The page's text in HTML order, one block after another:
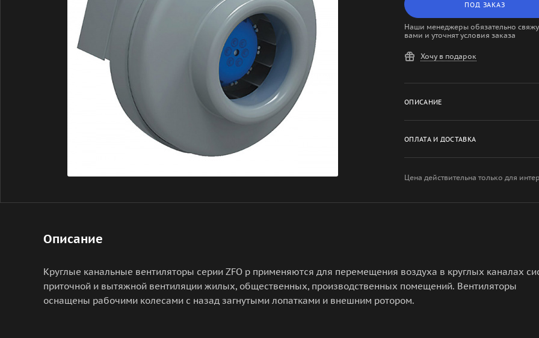
ПОД ЗАКАЗ
Наши менеджеры обязательно
вами и уточнят условия заказа
Хочу в подарок
ОПИСАНИЕ
ОПЛАТА И ДОСТАВКА
Цена действительна только для
Описание
Круглые канальные вентиляторы серии ZFO p применяются для перемещения воздуха в круглых каналах
приточной и вытяжной вентиляции жилых, общественных, производственных помещений. Вентиляторы
оснащены рабочими колесами с назад загнутыми лопатками и внешним ротором.